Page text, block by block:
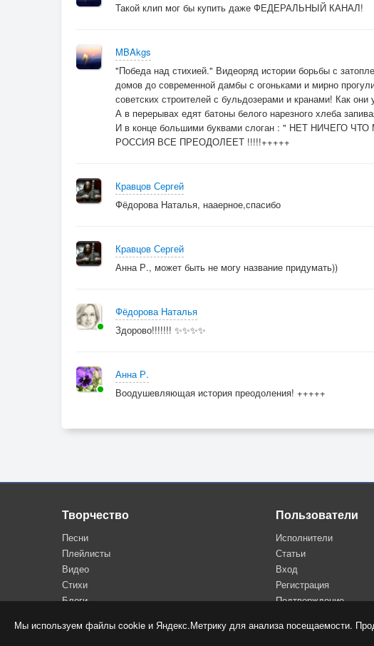
Мы используем файлы cookie и Яндекс.Метрику для анализа посещаемости.
Такой клип мог бы купить даже ФЕДЕРАЛЬНЫЙ КАНАЛ!
MBAkgs
"Победа над стихией." Видеоряд истории борьбы с
домов до современной дамбы с огоньками и мирно
советских строителей с бульдозерами и кранами! Как
А в перерывах едят батоны белого нарезного хлеба
И в конце большими буквами слоган : " НЕТ
РОССИЯ ВСЕ ПРЕОДОЛЕЕТ !!!!!+++++
Кравцов Сергей
Фёдорова Наталья, нааерное,спасибо
Кравцов Сергей
Анна Р., может быть не могу название придумать))
Фёдорова Наталья
Здорово!!!!!!! ✨✨✨✨
Анна Р.
Воодушевляющая история преодоления! +++++
Творчество
Песни
Плейлисты
Видео
Стихи
Блоги
Пользователи
Исполнители
Статьи
Вход
Регистрация
Подтверждение